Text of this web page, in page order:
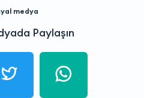
medya
Paylaşın